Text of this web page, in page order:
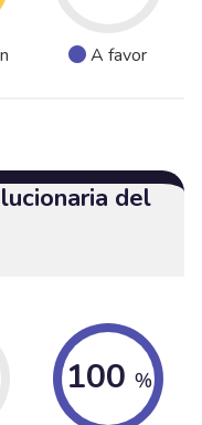
A favor
del
100 %